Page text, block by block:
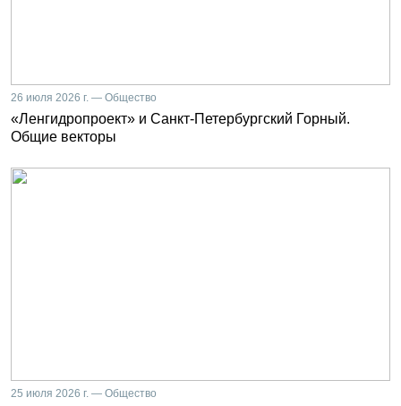
26 июля 2026 г. — Общество
«Ленгидропроект» и Санкт-Петербургский Горный.
Общие векторы
25 июля 2026 г. — Общество